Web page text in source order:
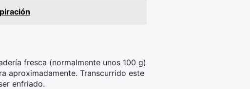
fresca (normalmente unos 100 g)
aproximadamente. Transcurrido este
enfriado.